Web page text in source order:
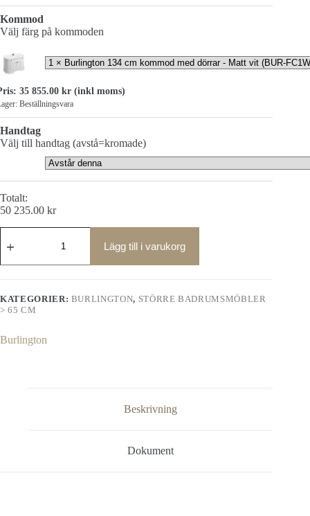
Kommod
Välj färg på kommoden
35 855.00 kr (inkl moms)
Beställningsvara
Handtag
Välj till handtag (avstå=kromade)
Totalt:
50 235.00 kr
badrumskommod
skåp
mängd
Lägg till i varukorg
KATEGORIER: BURLINGTON, STÖRRE BADRUMSMÖBLER
> 65 CM
Burlington
Beskrivning
Dokument